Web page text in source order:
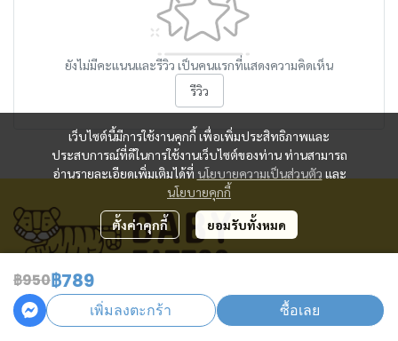
ยังไม่มีคะแนนและรีวิว เป็นคนแรกที่แสดงความคิดเห็น
รีวิว
฿950฿789
เพิ่มลงตะกร้า ซื้อเลย
เว็บไซต์นี้มีการใช้งานคุกกี้ เพื่อเพิ่มประสิทธิภาพและ
ประสบการณ์ที่ดีในการใช้งานเว็บไซต์ของท่าน ท่านสามารถ
อ่านรายละเอียดเพิ่มเติมได้ที่ นโยบายความเป็นส่วนตัว และ
นโยบายคุกกี้
ตั้งค่าคุกกี้ ยอมรับทั้งหมด
ศูนย์บริการลูกค้า
เวลาทำการ: วันจันทร์ - วันศุกร์ 09:00 - 18:00 น.
Tel: 02 092 4216